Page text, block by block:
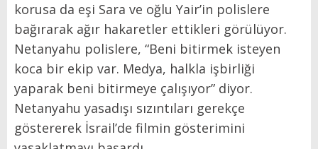
korusa da eşi Sara ve oğlu Yair’in polislere
bağırarak ağır hakaretler ettikleri görülüyor.
Netanyahu polislere, “Beni bitirmek isteyen
koca bir ekip var. Medya, halkla işbirliği
yaparak beni bitirmeye çalışıyor” diyor.
Netanyahu yasadışı sızıntıları gerekçe
göstererek İsrail’de filmin gösterimini